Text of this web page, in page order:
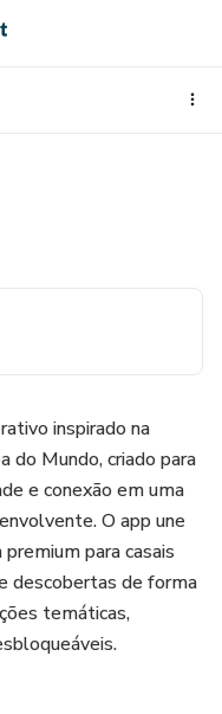
inspirado na
do Mundo, criado para
e conexão em uma
O app une
para casais
descobertas de forma
temáticas,